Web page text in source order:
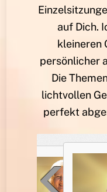
auf Dich.
kleineren
persönlicher
Die
lichtvollen
perfekt